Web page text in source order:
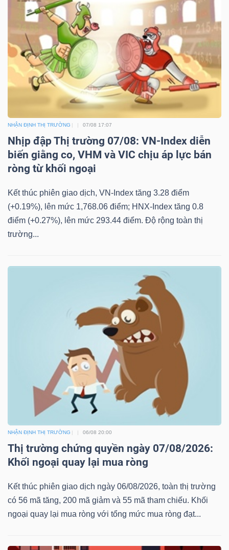
NHẬN ĐỊNH THỊ TRƯỜNG 07/08 17:07
Nhịp đập Thị trường 07/08: VN-Index diễn
biến giằng co, VHM và VIC chịu áp lực bán
ròng từ khối ngoại
Kết thúc phiên giao dịch, VN-Index tăng 3.28 điểm
(+0.19%), lên mức 1,768.06 điểm; HNX-Index tăng 0.8
điểm (+0.27%), lên mức 293.44 điểm. Độ rộng toàn thị
trường...
NHẬN ĐỊNH THỊ TRƯỜNG 06/08 20:00
Thị trường chứng quyền ngày 07/08/2026:
Khối ngoại quay lại mua ròng
Kết thúc phiên giao dịch ngày 06/08/2026, toàn thị trường
có 56 mã tăng, 200 mã giảm và 55 mã tham chiếu. Khối
ngoại quay lại mua ròng với tổng mức mua ròng đạt...